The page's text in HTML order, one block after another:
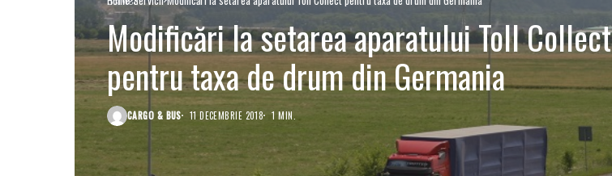
Modificări la setarea aparatului Toll Collect
pentru taxa de drum din Germania
CARGO & BUS 11 DECEMBRIE 2018 1 MIN.